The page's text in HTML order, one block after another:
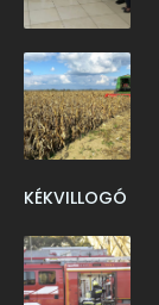
KÉKVILLOGÓ